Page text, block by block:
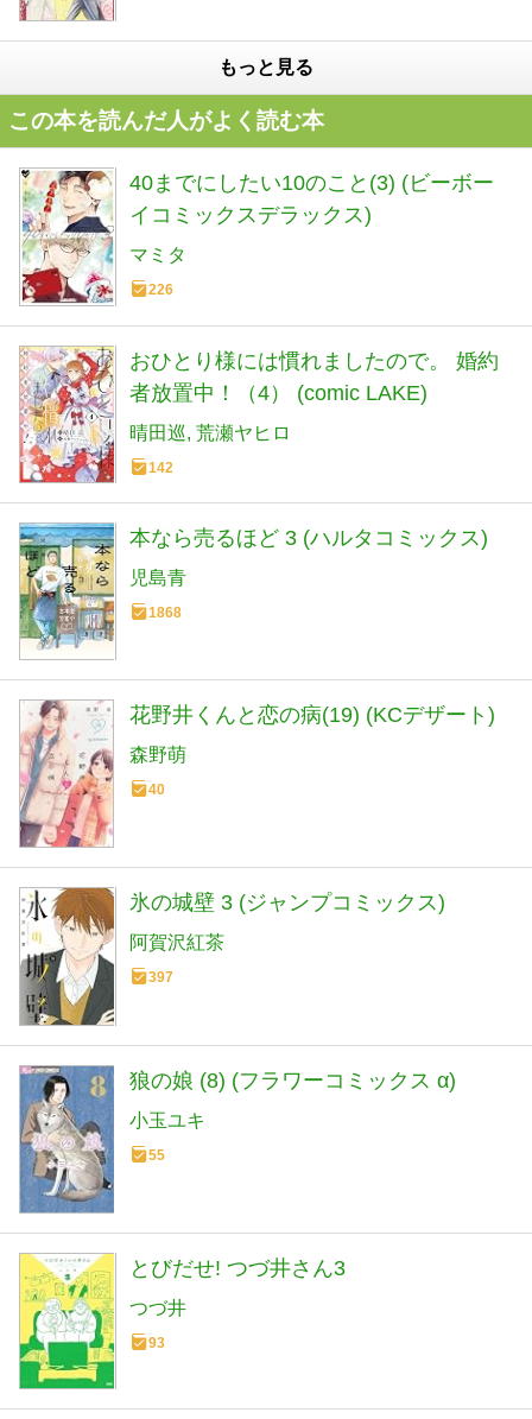
もっと見る
この本を読んだ人がよく読む本
40までにしたい10のこと(3) (ビーボー
イコミックスデラックス)
マミタ
226
おひとり様には慣れましたので。 婚約
者放置中！（4） (comic LAKE)
晴田巡 荒瀬ヤヒロ
142
本なら売るほど 3 (ハルタコミックス)
児島青
1868
花野井くんと恋の病(19) (KCデザート)
森野萌
40
氷の城壁 3 (ジャンプコミックス)
阿賀沢紅茶
397
狼の娘 (8) (フラワーコミックス α)
小玉ユキ
55
とびだせ! つづ井さん3
つづ井
93